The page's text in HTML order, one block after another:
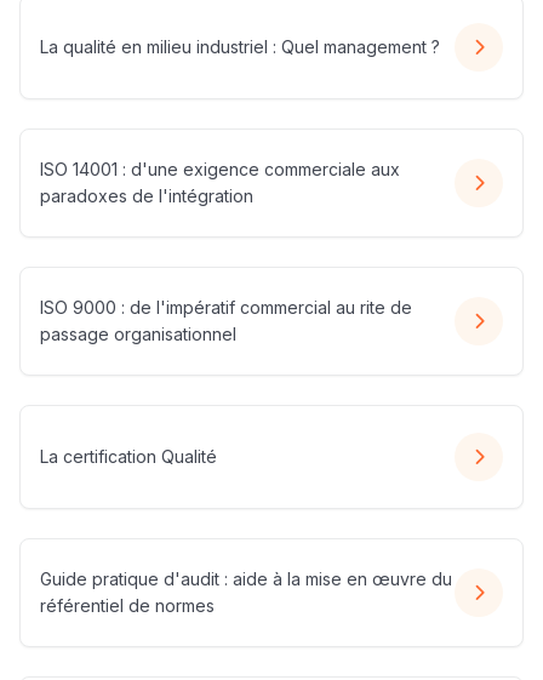
La qualité en milieu industriel : Quel management ?
ISO 14001 : d'une exigence commerciale aux
paradoxes de l'intégration
ISO 9000 : de l'impératif commercial au rite de
passage organisationnel
La certification Qualité
Guide pratique d'audit : aide à la mise en œuvre du
référentiel de normes